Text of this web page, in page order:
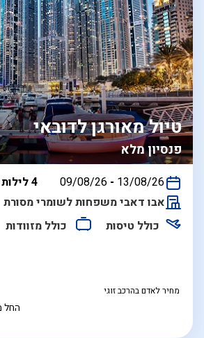
פנסיון מלא
טיול מאורגן לדובאי
בין
09/08/26 - 13/08/26
4 לילות
אבו דאבי משפחות לשומרי מסורת
כולל טיסות
כולל מזוודות
מחיר לאדם בהרכב זוגי
החל